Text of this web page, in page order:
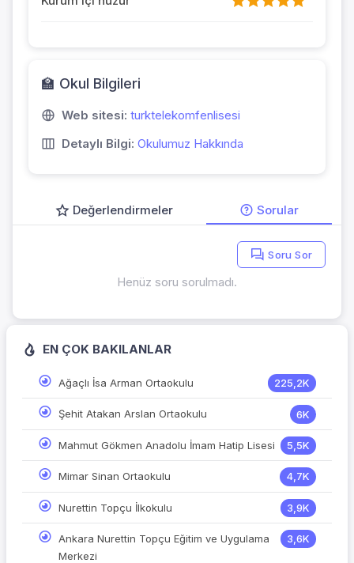
🏫 Okul Bilgileri
Web sitesi: turktelekomfenlisesi
Detaylı Bilgi: Okulumuz Hakkında
Değerlendirmeler Sorular
Soru Sor
Henüz soru sorulmadı.
EN ÇOK BAKILANLAR
Ağaçlı İsa Arman Ortaokulu 225,2K
Şehit Atakan Arslan Ortaokulu 6K
Mahmut Gökmen Anadolu İmam Hatip Lisesi 5,5K
Mimar Sinan Ortaokulu 4,7K
Nurettin Topçu İlkokulu 3,9K
Ankara Nurettin Topçu Eğitim ve Uygulama
Merkezi
3,6K